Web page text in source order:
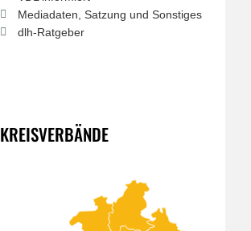
Mediadaten, Satzung und Sonstiges
dlh-Ratgeber
KREISVERBÄNDE